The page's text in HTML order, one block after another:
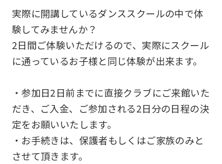
実際に開講しているダンススクールの中で体
験してみませんか？
2日間ご体験いただけるので、実際にスクール
に通っているお子様と同じ体験が出来ます。
・参加日2日前までに直接クラブにご来館いた
だき、ご入金、ご参加される2日分の日程の決
定をお願いいたします。
・お手続きは、保護者もしくはご家族のみと
させて頂きます。